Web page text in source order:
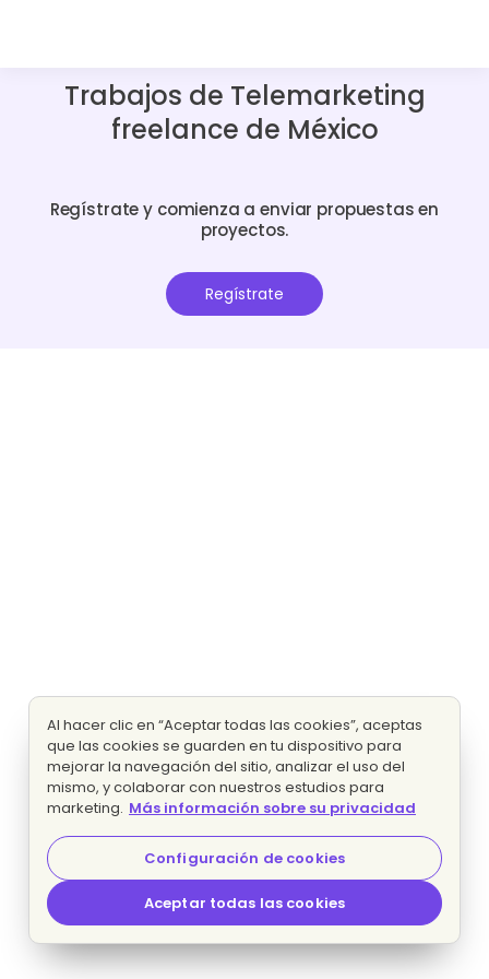
Trabajos de Telemarketing
freelance de México
Regístrate y comienza a enviar propuestas en
proyectos.
Regístrate
Al hacer clic en “Aceptar todas las cookies”, aceptas
que las cookies se guarden en tu dispositivo para
mejorar la navegación del sitio, analizar el uso del
mismo, y colaborar con nuestros estudios para
marketing. Más información sobre su privacidad
Configuración de cookies
Aceptar todas las cookies